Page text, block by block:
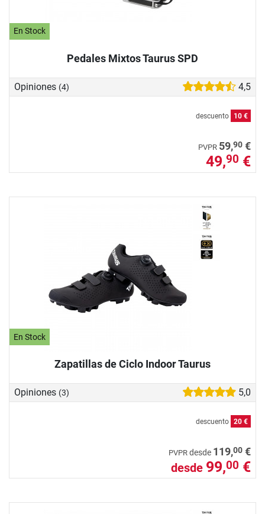
En Stock
Pedales Mixtos Taurus SPD
Opiniones (4) 4,5
descuento 10 €
PVPR 59,90 €
49,90 €
En Stock
Zapatillas de Ciclo Indoor Taurus
Opiniones (3) 5,0
descuento 20 €
PVPR desde 119,00 €
desde 99,00 €